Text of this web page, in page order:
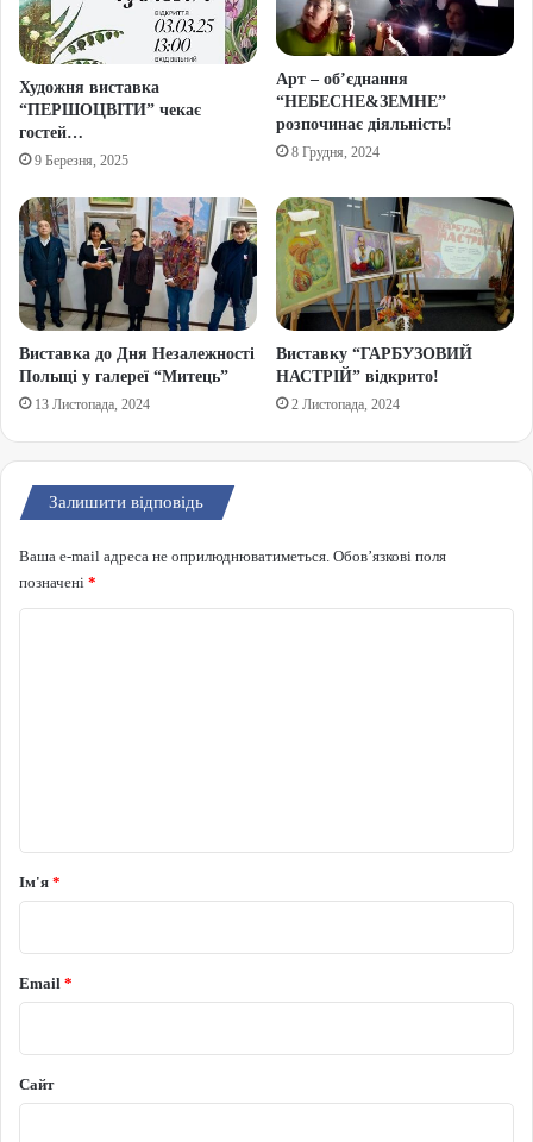
Художня виставка
“ПЕРШОЦВІТИ” чекає
гостей…
9 Березня, 2025
Арт – об’єднання
“НЕБЕСНЕ&ЗЕМНЕ”
розпочинає діяльність!
8 Грудня, 2024
Виставка до Дня Незалежності
Польщі у галереї “Митець”
13 Листопада, 2024
Виставку “ГАРБУЗОВИЙ
НАСТРІЙ” відкрито!
2 Листопада, 2024
Залишити відповідь
Ваша e-mail адреса не оприлюднюватиметься. Обов’язкові поля
позначені *
Ім'я *
Email *
Сайт